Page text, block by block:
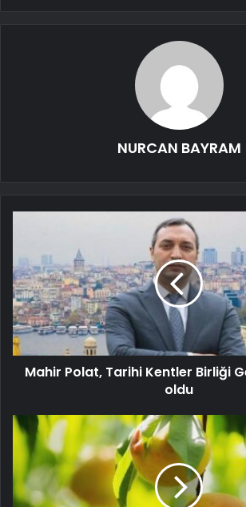
NURCAN BAYRAM
Mahir Polat, Tarihi Kentler Birliği
oldu